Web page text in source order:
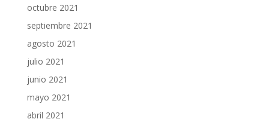
octubre 2021
septiembre 2021
agosto 2021
julio 2021
junio 2021
mayo 2021
abril 2021